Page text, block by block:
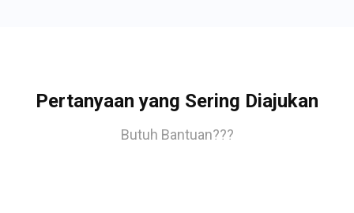
Pertanyaan yang Sering Diajukan
Butuh Bantuan???